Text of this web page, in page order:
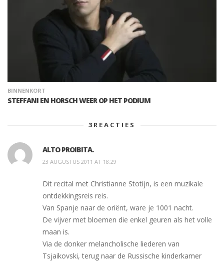
BINNENKORT
STEFFANI EN HORSCH WEER OP HET PODIUM
3 REACTIES
ALTO PROIBITA.
23 AUGUSTUS 2011 AT 18:29
Dit recital met Christianne Stotijn, is een muzikale
ontdekkingsreis reis.
Van Spanje naar de oriënt, ware je 1001 nacht.
De vijver met bloemen die enkel geuren als het volle
maan is.
Via de donker melancholische liederen van
Tsjaikovski, terug naar de Russische kinderkamer